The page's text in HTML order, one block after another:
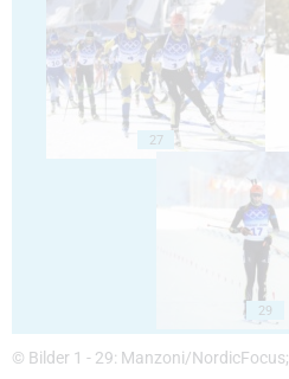
27
29
© Bilder 1 - 29: Manzoni/NordicFocus;